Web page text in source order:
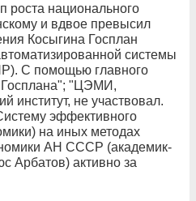
национального
и вдвое превысил
Косыгина Госплан
системы
С помощью главного
Госплана"; "ЦЭМИ,
институт, не участвовал.
эффективного
на иных методах
АН СССР (академик-
Арбатов) активно за